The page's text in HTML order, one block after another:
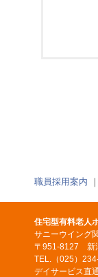
職員採用案内 ｜
住宅型有料老人
サニーウイング
〒951-8127 新
TEL.（025）
デイサービス直